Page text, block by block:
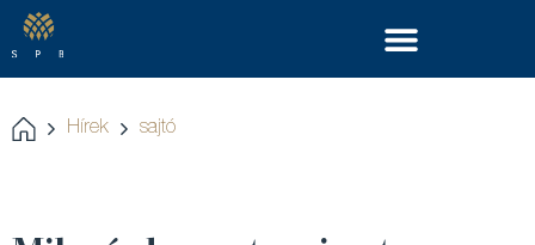
Hírek sajtó